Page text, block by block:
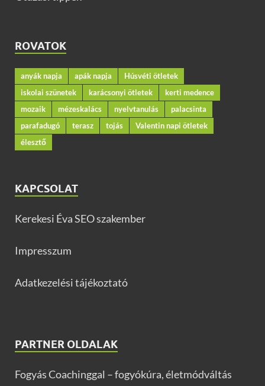
ROVATOK
anyák napja apák napja
Húsvéti ötletek
iskolai szünetek
karácsonyi ötletek
kerti medence
mozaik
mézeskalács nyelvtanulás
palacsinta
parafadugó
terasz tojás
Valentin napi ötletek
élesztő
KAPCSOLAT
Kerekesi Éva SEO szakember
Impresszum
Adatkezelési tájékoztató
PARTNER OLDALAK
Fogyás Coachinggal – fogyókúra, életmódváltás